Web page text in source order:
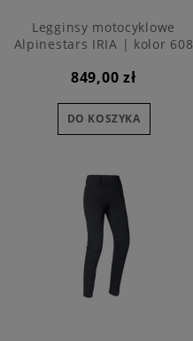
Legginsy motocyklowe
Alpinestars IRIA | kolor 608
849,00 zł
DO KOSZYKA